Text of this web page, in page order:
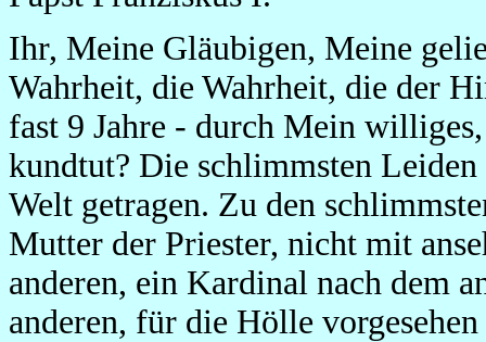
Ihr, Meine Gläubigen, Meine
Wahrheit, die Wahrheit, die der
fast 9 Jahre - durch Mein
kundtut? Die schlimmsten
Welt getragen. Zu den
Mutter der Priester, nicht mit
anderen, ein Kardinal nach dem
anderen, für die Hölle